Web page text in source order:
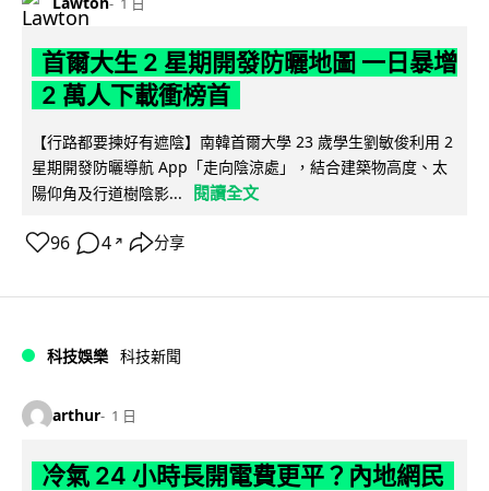
首爾大生 2 星期開發防曬地圖 一日暴增
2 萬人下載衝榜首
【行路都要揀好有遮陰】南韓首爾大學 23 歲學生劉敏俊利用 2
星期開發防曬導航 App「走向陰涼處」，結合建築物高度、太
陽仰角及行道樹陰影...
閱讀全文
96 4 ↗ 分享
科技娛樂 科技新聞
arthur 1 日
冷氣 24 小時長開電費更平？內地網民